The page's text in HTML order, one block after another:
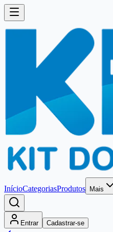
InícioCategoriasProdutos Mais
Entrar Cadastrar-se